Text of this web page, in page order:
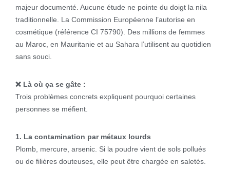
majeur documenté. Aucune étude ne pointe du doigt la nila
traditionnelle. La Commission Européenne l’autorise en
cosmétique (référence CI 75790). Des millions de femmes
au Maroc, en Mauritanie et au Sahara l’utilisent au quotidien
sans souci.
❌ Là où ça se gâte :
Trois problèmes concrets expliquent pourquoi certaines
personnes se méfient.
1. La contamination par métaux lourds
Plomb, mercure, arsenic. Si la poudre vient de sols pollués
ou de filières douteuses, elle peut être chargée en saletés.